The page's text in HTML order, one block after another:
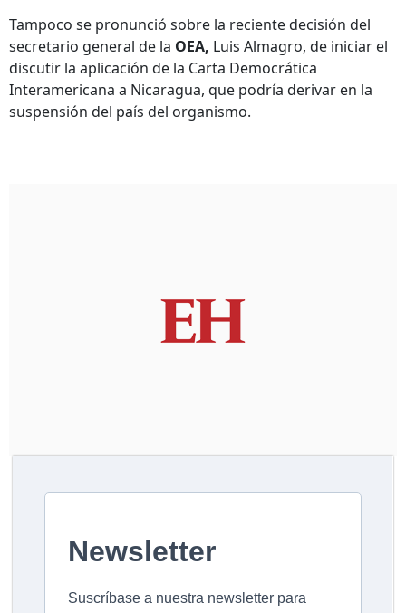
Tampoco se pronunció sobre la reciente decisión del
secretario general de la OEA, Luis Almagro, de iniciar el
discutir la aplicación de la Carta Democrática
Interamericana a Nicaragua, que podría derivar en la
suspensión del país del organismo.